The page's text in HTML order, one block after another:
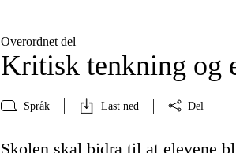
Overordnet del
Kritisk tenkning og
Språk Last ned Del
Skolen skal bidra til at elevene